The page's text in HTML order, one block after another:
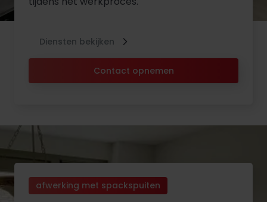
Contact opnemen
Diensten bekijken
afwerking met spackspuiten